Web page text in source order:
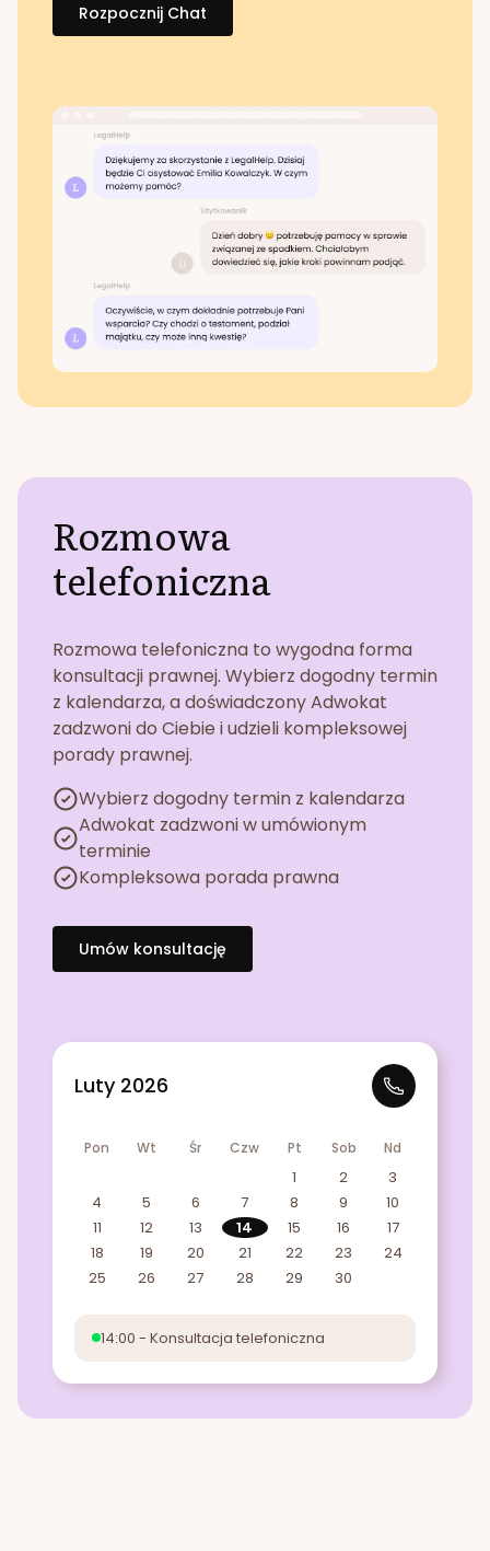
Rozpocznij Chat
Rozmowa
telefoniczna
Rozmowa telefoniczna to wygodna forma
konsultacji prawnej. Wybierz dogodny termin
z kalendarza, a doświadczony Adwokat
zadzwoni do Ciebie i udzieli kompleksowej
porady prawnej.
Wybierz dogodny termin z kalendarza
Adwokat zadzwoni w umówionym
terminie
Kompleksowa porada prawna
Umów konsultację
Luty 2026
Pon Wt Śr Czw Pt Sob Nd
1 2
3
4
5 6 7 8 9
10
11
12 13 14 15 16
17
18
19 20 21 22 23
24
25
26 27 28 29 30
14:00 - Konsultacja telefoniczna